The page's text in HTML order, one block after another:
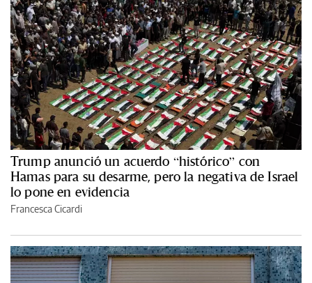
Trump anunció un acuerdo “histórico” con
Hamas para su desarme, pero la negativa de Israel
lo pone en evidencia
Francesca Cicardi